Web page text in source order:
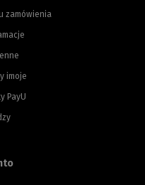
zamówienia
imoje
PayU